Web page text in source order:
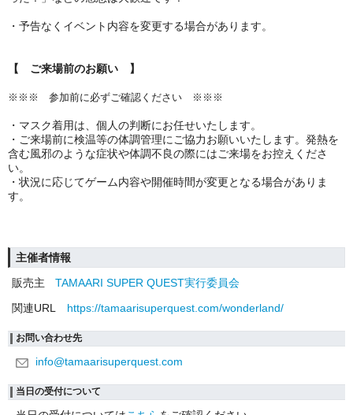
・予告なくイベント内容を変更する場合があります。
【 ご来場前のお願い 】
※※※ 参加前に必ずご確認ください ※※※
・マスク着用は、個人の判断にお任せいたします。
・ご来場前に検温等の体調管理にご協力お願いいたします。 発熱を
含む風邪のような症状や体調不良の際にはご来場をお控えくださ
い。
・状況に応じてゲーム内容や開催時間が変更となる場合がありま
す。
主催者情報
販売主
TAMAARI SUPER QUEST実行委員会
関連URL
https://tamaarisuperquest.com/wonderland/
お問い合わせ先
info@tamaarisuperquest.com
当日の受付について